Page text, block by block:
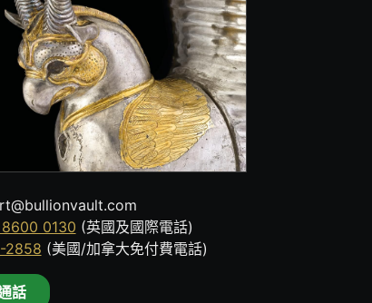
0130 (英國及國際電話)
2858 (美國/加拿大免付費電話)
話